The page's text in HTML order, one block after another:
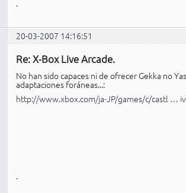
.
20-03-2007 14:16:51
Re: X-Box Live Arcade.
No han sido capaces ni de ofrecer Gekka no
adaptaciones foráneas...:
http://www.xbox.com/ja-JP/games/c/castl …
.